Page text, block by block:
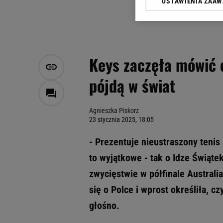
Keys zaczęła
pójdą w świat
Agnieszka Piskorz
23 stycznia 2025, 18:05
- Prezentuje nieustraszony
to wyjątkowe - tak o Idze
zwycięstwie w półfinale
się o Polce i wprost określiła,
głośno.
Klikając „Akceptuję”
Zaufanych Partnerów i
My, nasi Zaufani
Użycie dokładnych
Przechowywanie